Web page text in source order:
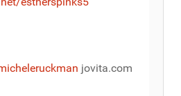
jovita.com